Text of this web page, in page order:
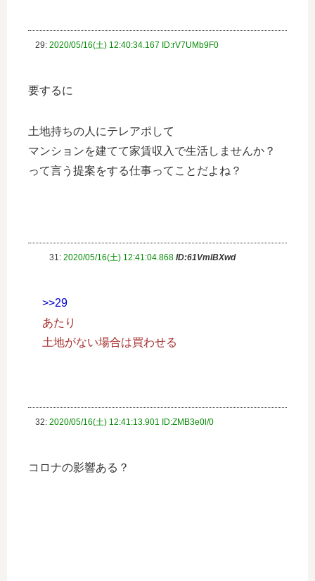
29: 2020/05/16(土) 12:40:34.167 ID:rV7UMb9F0
要するに
土地持ちの人にテレアポして
マンションを建てて家賃収入で生活しませんか？
って言う提案をする仕事ってことだよね？
31: 2020/05/16(土) 12:41:04.868 ID:61VmlBXwd
>>29
あたり
土地がない場合は買わせる
32: 2020/05/16(土) 12:41:13.901 ID:ZMB3e0l/0
コロナの影響ある？